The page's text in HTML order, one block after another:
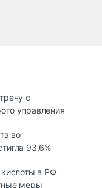
с
управления
во
93,6%
в РФ
меры